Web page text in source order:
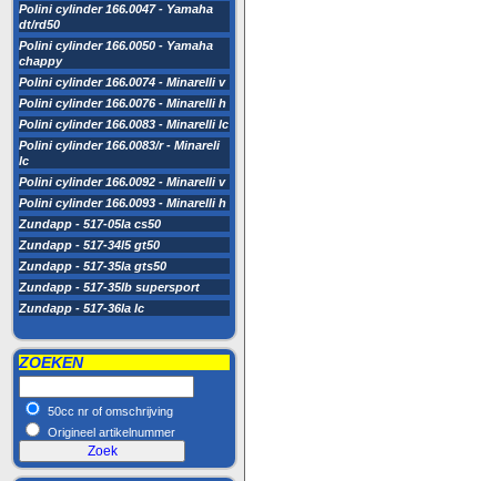
Polini cylinder 166.0047 - Yamaha
dt/rd50
Polini cylinder 166.0050 - Yamaha
chappy
Polini cylinder 166.0074 - Minarelli v
Polini cylinder 166.0076 - Minarelli h
Polini cylinder 166.0083 - Minarelli lc
Polini cylinder 166.0083/r - Minareli
lc
Polini cylinder 166.0092 - Minarelli v
Polini cylinder 166.0093 - Minarelli h
Zundapp - 517-05la cs50
Zundapp - 517-34l5 gt50
Zundapp - 517-35la gts50
Zundapp - 517-35lb supersport
Zundapp - 517-36la lc
ZOEKEN
50cc nr of omschrijving
Origineel artikelnummer